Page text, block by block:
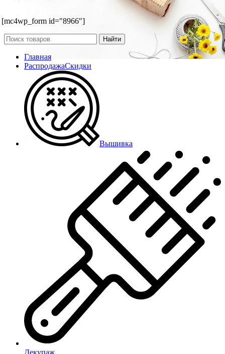
[mc4wp_form id="8966"]
Найти
Главная
РаспродажаСкидки
Вышивка
Декупаж